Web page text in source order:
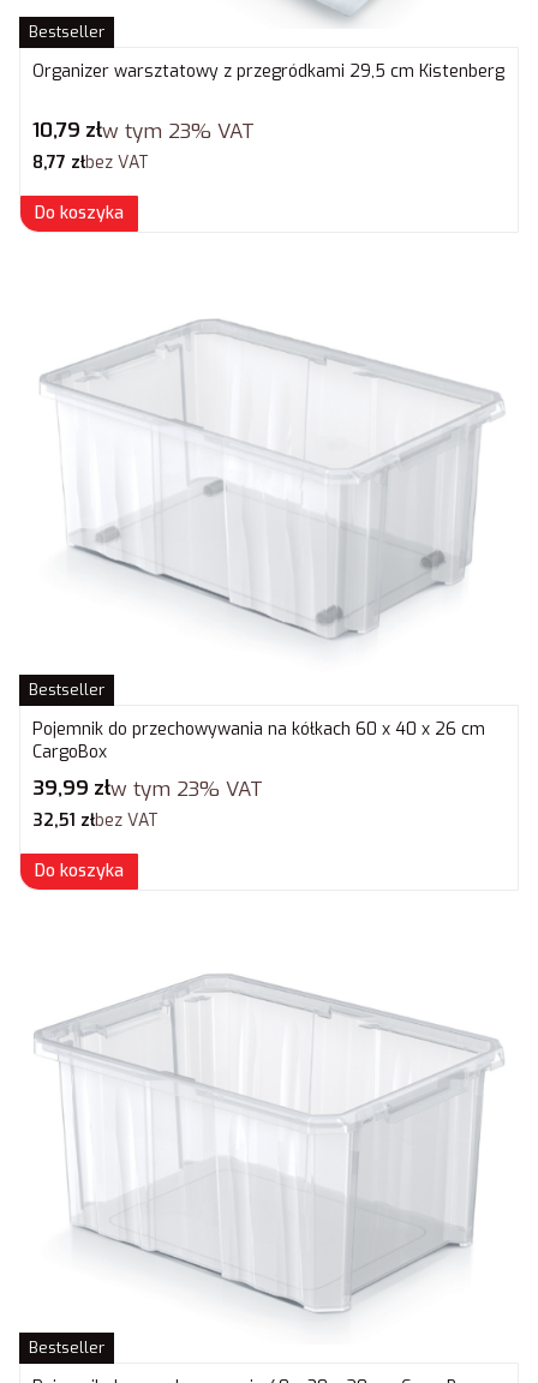
Bestseller
Organizer warsztatowy z przegródkami 29,5 cm Kistenberg
Cena brutto
10,79 złw tym 23% VAT
Cena netto
8,77 złbez VAT
Do koszyka
Bestseller
Pojemnik do przechowywania na kółkach 60 x 40 x 26 cm
CargoBox
Cena brutto
39,99 złw tym 23% VAT
Cena netto
32,51 złbez VAT
Do koszyka
Bestseller